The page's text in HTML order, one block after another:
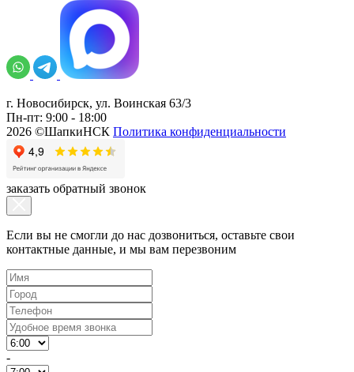
г. Новосибирск, ул. Воинская 63/3
Пн-пт: 9:00 - 18:00
2026 ©ШапкиНСК Политика конфиденциальности
заказать обратный звонок
Если вы не смогли до нас дозвониться, оставьте свои
контактные данные, и мы вам перезвоним
-